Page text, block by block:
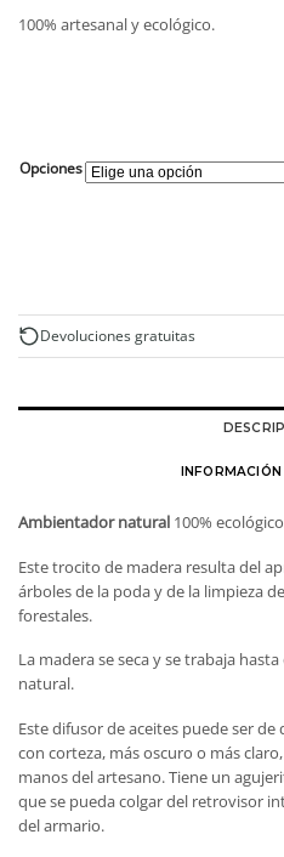
100% artesanal y ecológico.
Opciones
Devoluciones gratuitas
Ambientador natural 100%
Este trocito de madera resulta del
árboles de la poda y de la limpieza
forestales.
La madera se seca y se trabaja
natural.
Este difusor de aceites puede ser
con corteza, más oscuro o más
manos del artesano. Tiene un
que se pueda colgar del retrovisor
del armario.